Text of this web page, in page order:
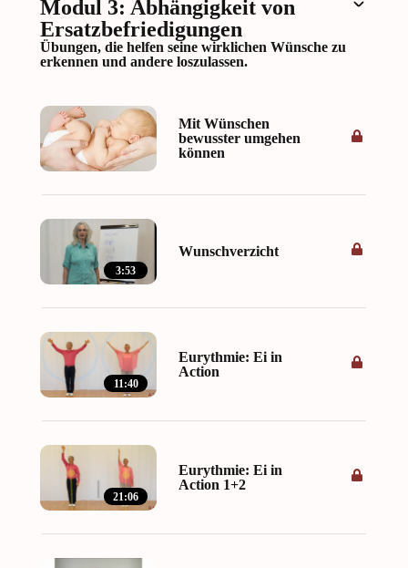
Modul 3: Abhängigkeit von
Ersatzbefriedigungen
Übungen, die helfen seine wirklichen Wünsche zu
erkennen und andere loszulassen.
Mit Wünschen
bewusster umgehen
können
3:53
Wunschverzicht
11:40
Eurythmie: Ei in
Action
21:06
Eurythmie: Ei in
Action 1+2